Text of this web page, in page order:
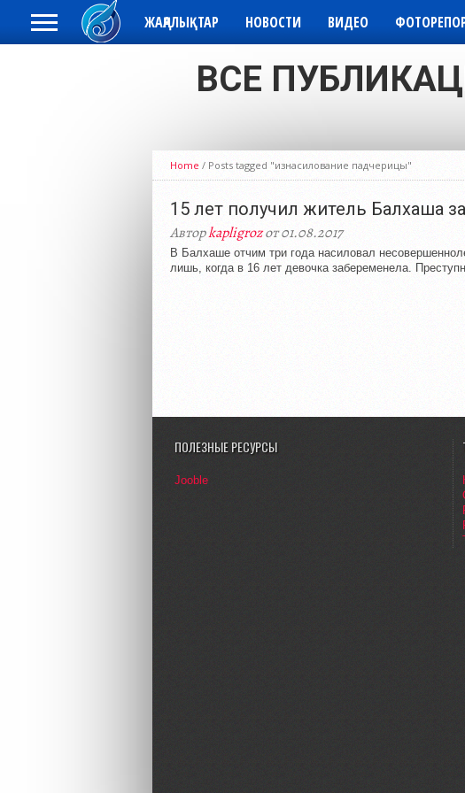
ЖАҢАЛЫҚТАР НОВОСТИ ВИДЕО
ВСЕ
Home / Posts tagged "изнасилование падчерицы"
15 лет получил житель Балхаша
Авторkapligrozот 01.08.2017
В Балхаше отчим три года насиловал
лишь, когда в 16 лет девочка забеременела.
ПОЛЕЗНЫЕ РЕСУРСЫ
Jooble